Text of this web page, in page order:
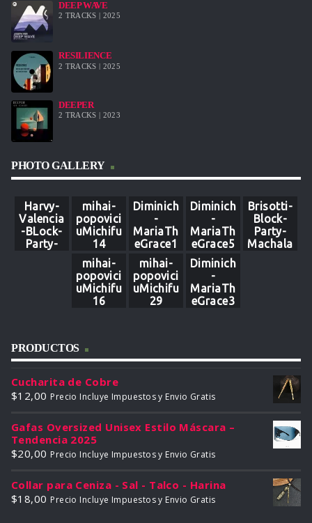
DEEP WAVE
2 TRACKS | 2025
RESILIENCE
2 TRACKS | 2025
DEEPER
2 TRACKS | 2023
PHOTO GALLERY
Harvy-
Valencia
-BLock-
Party-
mihai-
popovici
uMichifu
14
Diminich
-
MariaTh
eGrace1
1
Diminich
-
MariaTh
eGrace5
Brisotti-
Block-
Party-
Machala
mihai-
popovici
uMichifu
16
mihai-
popovici
uMichifu
29
Diminich
-
MariaTh
eGrace3
PRODUCTOS
Cucharita de Cobre
$12,00 Precio Incluye Impuestos y Envio Gratis
Gafas Oversized Unisex Estilo Máscara –
Tendencia 2025
$20,00 Precio Incluye Impuestos y Envio Gratis
Collar para Ceniza - Sal - Talco - Harina
$18,00 Precio Incluye Impuestos y Envio Gratis